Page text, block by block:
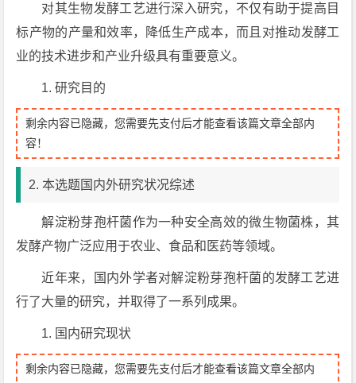
对其生物发酵工艺进行深入研究，不仅有助于提高目
标产物的产量和效率，降低生产成本，而且对推动发酵工
业的技术进步和产业升级具有重要意义。
1. 研究目的
剩余内容已隐藏，您需要先支付后才能查看该篇文章全部内
容！
2. 本选题国内外研究状况综述
解淀粉芽孢杆菌作为一种安全高效的微生物菌株，其
发酵产物广泛应用于农业、食品和医药等领域。
近年来，国内外学者对解淀粉芽孢杆菌的发酵工艺进
行了大量的研究，并取得了一系列成果。
1. 国内研究现状
剩余内容已隐藏，您需要先支付后才能查看该篇文章全部内